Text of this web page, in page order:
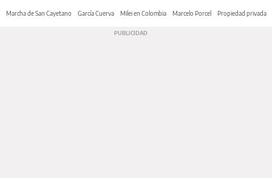
Marcha de San Cayetano García Cuerva Milei en Colombia Marcelo Porcel Propiedad privada